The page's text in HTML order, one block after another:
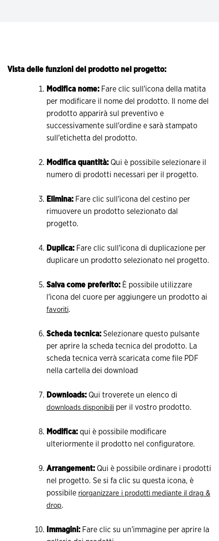
Vista delle funzioni del prodotto nel progetto:
Modifica nome: Fare clic sull'icona della matita
per modificare il nome del prodotto. Il nome del
prodotto apparirà sul preventivo e
successivamente sull'ordine e sarà stampato
sull'etichetta del prodotto.
Modifica quantità: Qui è possibile selezionare il
numero di prodotti necessari per il progetto.
Elimina: Fare clic sull'icona del cestino per
rimuovere un prodotto selezionato dal
progetto.
Duplica: Fare clic sull'icona di duplicazione per
duplicare un prodotto selezionato nel progetto.
Salva come preferito: È possibile utilizzare
l'icona del cuore per aggiungere un prodotto ai
favoriti.
Scheda tecnica: Selezionare questo pulsante
per aprire la scheda tecnica del prodotto. La
scheda tecnica verrà scaricata come file PDF
nella cartella dei download
Downloads: Qui troverete un elenco di
downloads disponibili per il vostro prodotto.
Modifica: qui è possibile modificare
ulteriormente il prodotto nel configuratore.
Arrangement: Qui è possibile ordinare i prodotti
nel progetto. Se si fa clic su questa icona, è
possibile riorganizzare i prodotti mediante il drag &
drop.
Immagini: Fare clic su un'immagine per aprire la